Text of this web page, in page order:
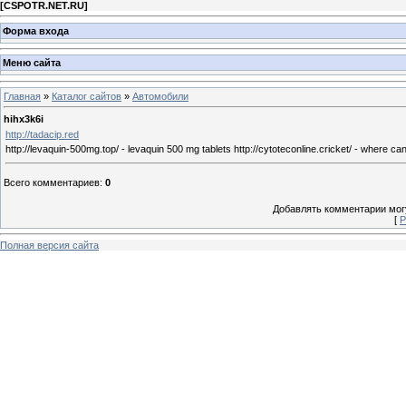
[CSPOTR.NET.RU]
Форма входа
Меню сайта
Главная » Каталог сайтов » Автомобили
hihx3k6i
http://tadacip.red
http://levaquin-500mg.top/ - levaquin 500 mg tablets http://cytoteconline.cricket/ - where
Всего комментариев: 0
Добавлять комментарии
[
Полная версия сайта